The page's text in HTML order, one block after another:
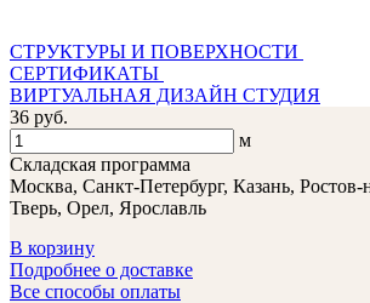
СТРУКТУРЫ И ПОВЕРХНОСТИ
СЕРТИФИКАТЫ
ВИРТУАЛЬНАЯ ДИЗАЙН СТУДИЯ
36 руб.
м
Складская программа
Москва, Санкт-Петербург, Казань,
Тверь, Орел, Ярославль
В корзину
Подробнее о доставке
Все способы оплаты